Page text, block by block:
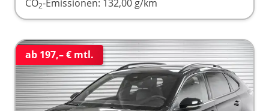
CO2-Emissionen: 132,00 g/km
ab 197,– € mtl.